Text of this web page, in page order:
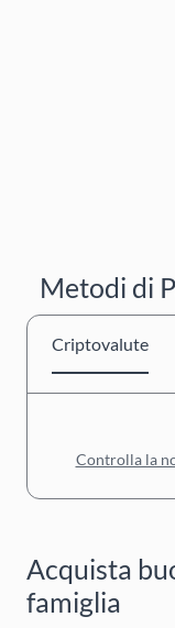
Metodi di
Criptovalute
Controlla la
Acquista
famiglia